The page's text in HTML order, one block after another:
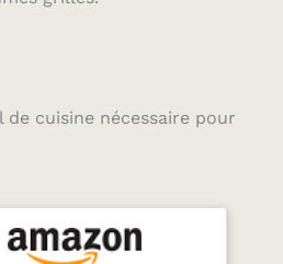
cuisine nécessaire pour